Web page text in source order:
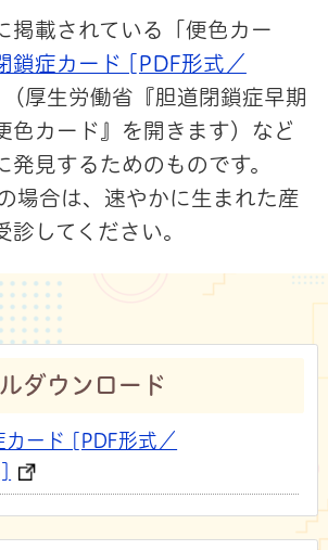
掲載されている「便色カー
鎖症カード [PDF形式／
（厚生労働省『胆道閉鎖症早期
色カード』を開きます）など
発見するためのものです。
場合は、速やかに生まれた産
診してください。
ダウンロード
カード [PDF形式／